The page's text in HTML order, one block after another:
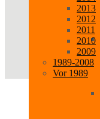
2013
2012
2011
2010
2009
1989-2008
Vor 1989